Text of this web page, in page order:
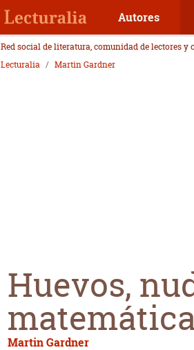
Autores
Red social de literatura, comunidad de lectores y
Lecturalia
Martin Gardner
Huevos,
Martin Gardner